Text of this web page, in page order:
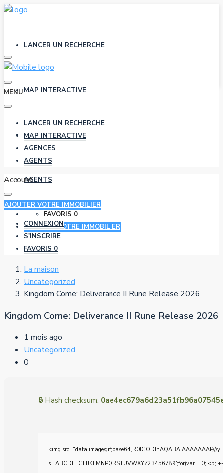
LANCER UN RECHERCHE
MAP INTERACTIVE
AGENCES
AGENTS
FAVORIS 0
AJOUTER VOTRE IMMOBILIER
MENU
LANCER UN RECHERCHE
MAP INTERACTIVE
AGENCES
AGENTS
Account
AJOUTER VOTRE IMMOBILIER
CONNEXION
S'INSCRIRE
FAVORIS 0
La maison
Uncategorized
Kingdom Come: Deliverance II Rune Release 2026
Kingdom Come: Deliverance II Rune Release 2026
1 mois ago
Uncategorized
0
🔒 Hash checksum:
<img src="data:image/gif;base64,R0lGODlhAQABAIAAAAAAAP///
s='ABCDEFGHJKLMNPQRSTUVWXYZ23456789';for(var